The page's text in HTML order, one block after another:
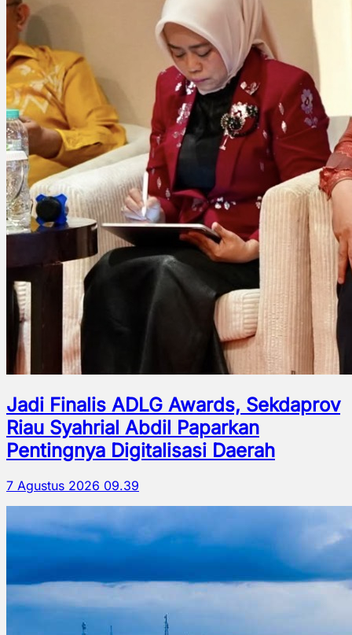
Jadi Finalis ADLG Awards, Sekdaprov
Riau Syahrial Abdil Paparkan
Pentingnya Digitalisasi Daerah
7 Agustus 2026 09.39